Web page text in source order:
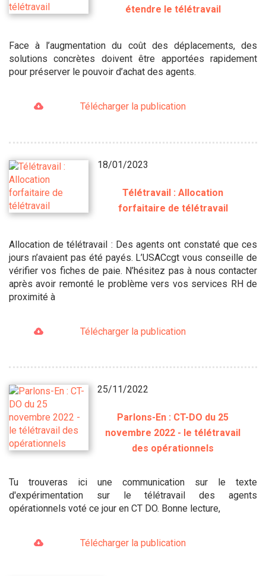
étendre le télétravail
Face à l’augmentation du coût des déplacements, des
solutions concrètes doivent être apportées rapidement
pour préserver le pouvoir d’achat des agents.
Télécharger la publication
18/01/2023
Télétravail : Allocation
forfaitaire de télétravail
Allocation de télétravail : Des agents ont constaté que ces
jours n’avaient pas été payés. L’USACcgt vous conseille de
vérifier vos fiches de paie. N’hésitez pas à nous contacter
après avoir remonté le problème vers vos services RH de
proximité à
Télécharger la publication
25/11/2022
Parlons-En : CT-DO du 25
novembre 2022 - le télétravail
des opérationnels
Tu trouveras ici une communication sur le texte
d'expérimentation sur le télétravail des agents
opérationnels voté ce jour en CT DO. Bonne lecture,
Télécharger la publication